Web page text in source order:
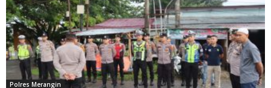
Polres Merangin